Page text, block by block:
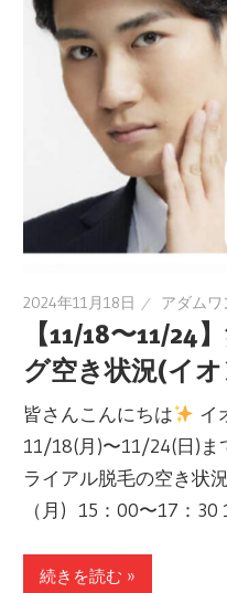
2024年11月18日 アダムワ
【11/18〜11/24
グ空き状況(イ
皆さんこんにちは
イ
11/18(月)〜11/24(日)ま
ライアル脱毛の空き状
（月) 15：00〜17：30
続きを読む »